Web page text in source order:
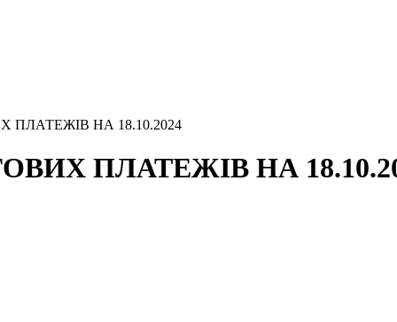
НА 18.10.2024
ПЛАТЕЖІВ НА